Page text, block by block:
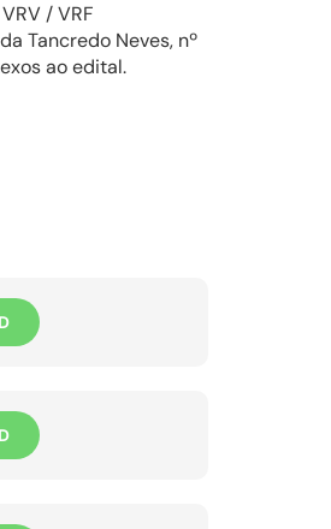
/ VRF
Tancredo Neves, nº
ao edital.